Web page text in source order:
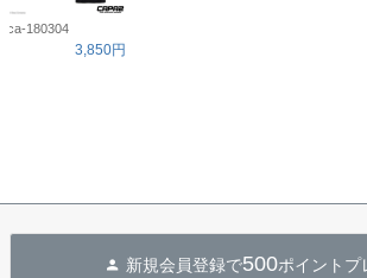
ca-180304
3,850円
新規会員登録で500ポイントプ